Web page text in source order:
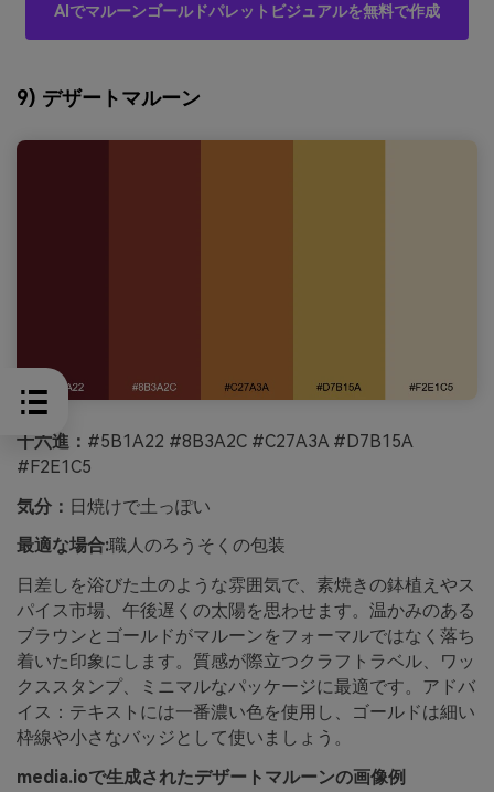
AIでマルーンゴールドパレットビジュアルを無料で作成
9) デザートマルーン
十六進： #5B1A22 #8B3A2C #C27A3A #D7B15A
#F2E1C5
気分： 日焼けで土っぽい
最適な場合:職人のろうそくの包装
日差しを浴びた土のような雰囲気で、素焼きの鉢植えやス
パイス市場、午後遅くの太陽を思わせます。温かみのある
ブラウンとゴールドがマルーンをフォーマルではなく落ち
着いた印象にします。質感が際立つクラフトラベル、ワッ
クススタンプ、ミニマルなパッケージに最適です。アドバ
イス：テキストには一番濃い色を使用し、ゴールドは細い
枠線や小さなバッジとして使いましょう。
media.ioで生成されたデザートマルーンの画像例